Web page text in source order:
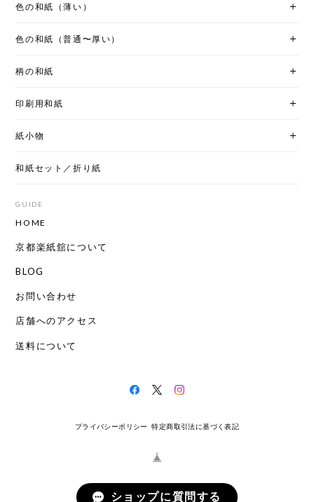
色の和紙（薄い）
色の和紙（普通〜厚い）
柄の和紙
印刷用和紙
紙小物
和紙セット／折り紙
GUIDE
HOME
京都楽紙舘について
BLOG
お問い合わせ
店舗へのアクセス
送料について
プライバシーポリシー 特定商取引法に基づく表記
ショップに質問する